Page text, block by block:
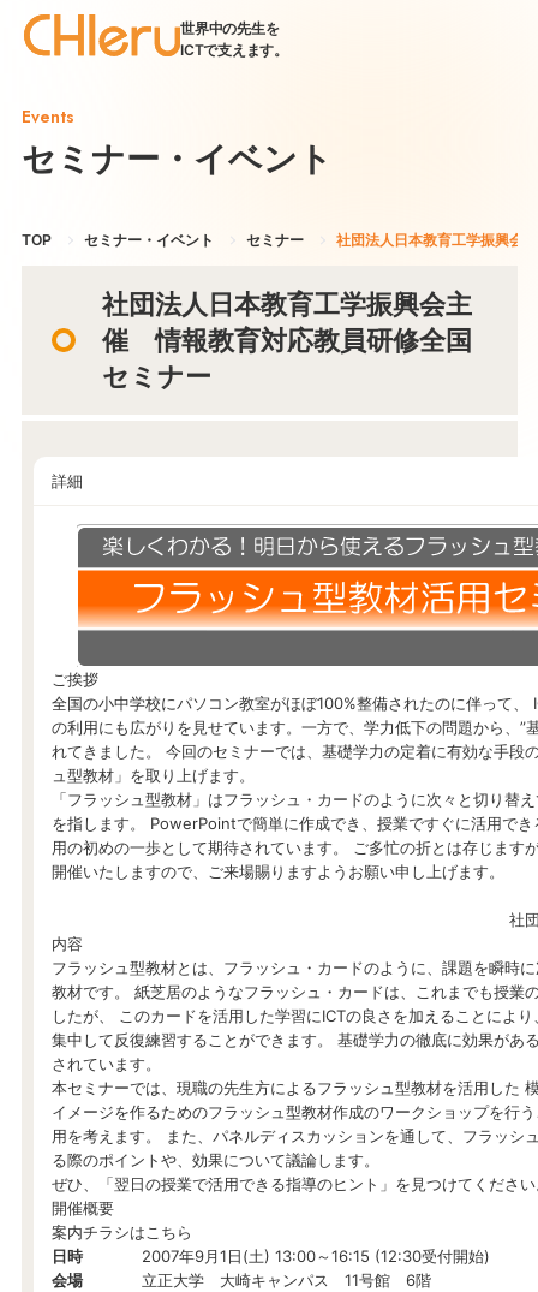
世界中の先生を
ICTで支えます。
Events
セミナー・イベント
TOP セミナー・イベント セミナー 社団法人日本教育工学振興会
社団法人日本教育工学振興会主
催 情報教育対応教員研修全国
セミナー
詳細
ご挨拶
全国の小中学校にパソコン教室がほぼ100%整備されたのに伴って、
の利用にも広がりを見せています。一方で、学力低下の問題から、”
れてきました。 今回のセミナーでは、基礎学力の定着に有効な手段
ュ型教材」を取り上げます。
「フラッシュ型教材」はフラッシュ・カードのように次々と切り替
を指します。 PowerPointで簡単に作成でき、授業ですぐに活用でき
用の初めの一歩として期待されています。 ご多忙の折とは存じます
開催いたしますので、ご来場賜りますようお願い申し上げます。
社
内容
フラッシュ型教材とは、フラッシュ・カードのように、課題を瞬時
教材です。 紙芝居のようなフラッシュ・カードは、これまでも授業
したが、 このカードを活用した学習にICTの良さを加えることによ
集中して反復練習することができます。 基礎学力の徹底に効果があ
されています。
本セミナーでは、現職の先生方によるフラッシュ型教材を活用した
イメージを作るためのフラッシュ型教材作成のワークショップを行
用を考えます。 また、パネルディスカッションを通して、フラッシ
る際のポイントや、効果について議論します。
ぜひ、「翌日の授業で活用できる指導のヒント」を見つけてくださ
開催概要
案内チラシはこちら
日時
2007年9月1日(土) 13:00～16:15 (12:30受付開始)
会場
立正大学 大崎キャンパス 11号館 6階